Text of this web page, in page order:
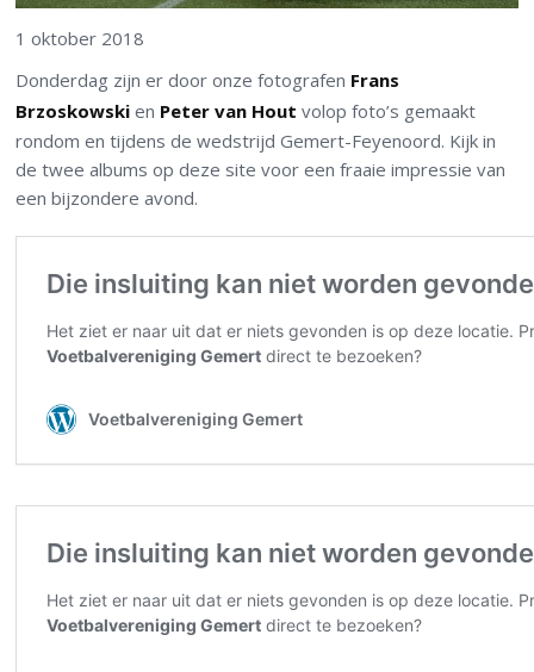
1 oktober 2018
Donderdag zijn er door onze fotografen Frans
Brzoskowski en Peter van Hout volop foto’s gemaakt
rondom en tijdens de wedstrijd Gemert-Feyenoord. Kijk in
de twee albums op deze site voor een fraaie impressie van
een bijzondere avond.